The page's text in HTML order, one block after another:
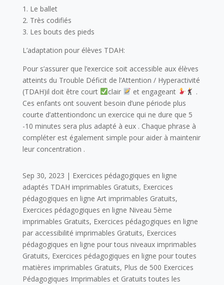
1. Le ballet
2. Très codifiés
3. Les bouts des pieds
L’adaptation pour élèves TDAH:
Pour s’assurer que l’exercice soit accessible aux élèves
atteints du Trouble Déficit de l’Attention / Hyperactivité
(TDAH)il doit être court
clair et engageant
.
Ces enfants ont souvent besoin d’une période plus
courte d’attentiondonc un exercice qui ne dure que 5
-10 minutes sera plus adapté à eux . Chaque phrase à
compléter est également simple pour aider à maintenir
leur concentration .
Sep 30, 2023 | Exercices pédagogiques en ligne
adaptés TDAH imprimables Gratuits, Exercices
pédagogiques en ligne Art imprimables Gratuits,
Exercices pédagogiques en ligne Niveau 5ème
imprimables Gratuits, Exercices pédagogiques en ligne
par accessibilité imprimables Gratuits, Exercices
pédagogiques en ligne pour tous niveaux imprimables
Gratuits, Exercices pédagogiques en ligne pour toutes
matières imprimables Gratuits, Plus de 500 Exercices
Pédagogiques Imprimables et Gratuits toutes les